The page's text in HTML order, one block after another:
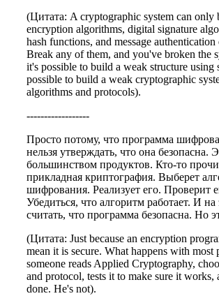
(Цитата: A cryptographic system can only
encryption algorithms, digital signature
hash functions, and message
Break any of them, and you've broken the
it's possible to build a weak structure using
possible to build a weak cryptographic
algorithms and protocols).
------------------
Просто потому, что программа
нельзя утверждать, что она безопасна.
большинством продуктов. Кто-то
прикладная криптография. Выберет
шифрования. Реализует его. Проверит
Убедиться, что алгоритм работает. И на
считать, что программа безопасна. Но
(Цитата: Just because an encryption
mean it is secure. What happens with most
someone reads Applied Cryptography,
and protocol, tests it to make sure it works,
done. He's not).